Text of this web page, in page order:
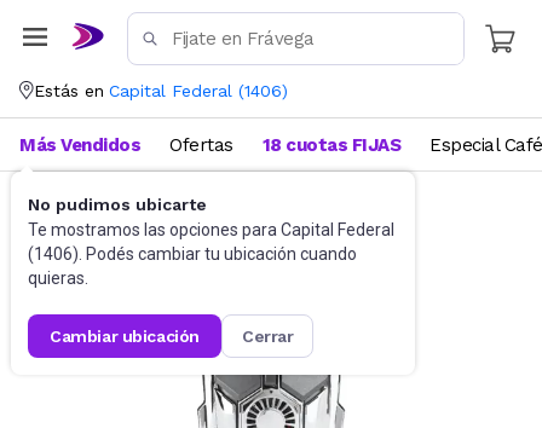
Estás en Capital Federal (1406)
No pudimos ubicarte
Te mostramos las opciones para Capital Federal
(1406). Podés cambiar tu ubicación cuando
quieras.
cambiar ubicación cerrar
Más Vendidos Ofertas 18 cuotas FIJAS Especial Café
Gaming PC Mouses